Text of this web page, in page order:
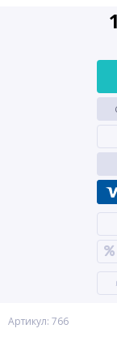
Артикул: 766